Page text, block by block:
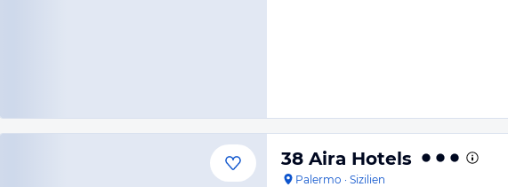
38 Aira Hotels
Palermo · Sizilien